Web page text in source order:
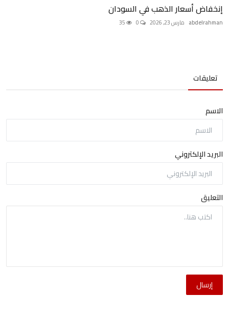
إنخفاض أسعار الذهب في السودان
abdelrahman مارس 23, 2026
تعليقات
الاسم
البريد الإلكتروني
التعليق
إرسال